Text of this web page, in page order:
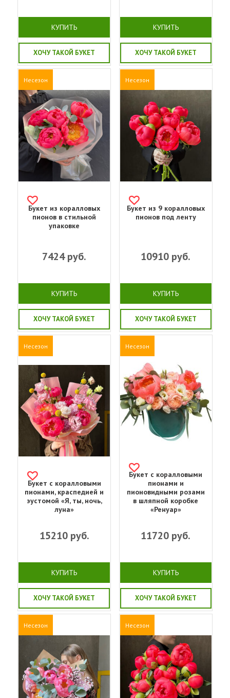
КУПИТЬ
ХОЧУ ТАКОЙ БУКЕТ
КУПИТЬ
ХОЧУ ТАКОЙ БУКЕТ
Несезон
Букет из коралловых
пионов в стильной
упаковке
7424руб.
КУПИТЬ
ХОЧУ ТАКОЙ БУКЕТ
Несезон
Букет из 9 коралловых
пионов под ленту
10910 руб.
КУПИТЬ
ХОЧУ ТАКОЙ БУКЕТ
Несезон
Букет с коралловыми
пионами, краспедией и
эустомой «Я, ты, ночь,
луна»
15210руб.
КУПИТЬ
ХОЧУ ТАКОЙ БУКЕТ
Несезон
Букет с коралловыми
пионами и
пионовидными розами
в шляпной коробке
«Ренуар»
11720 руб.
КУПИТЬ
ХОЧУ ТАКОЙ БУКЕТ
Несезон Несезон